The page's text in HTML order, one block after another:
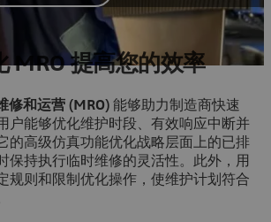
MRO 提高您的效率
修和运营 (MRO) 能够助力制造商快速
户能够优化维护时段、有效响应中断并
的高级仿真功能优化战略层面上的已排
保持执行临时维修的灵活性。此外，用
规则和限制优化操作，使维护计划符合